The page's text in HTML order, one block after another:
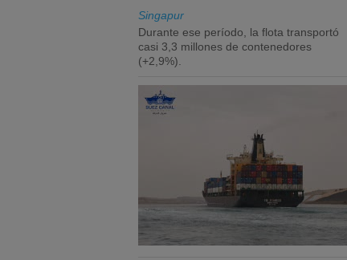
Singapur
Durante ese período, la flota transportó
casi 3,3 millones de contenedores
(+2,9%).